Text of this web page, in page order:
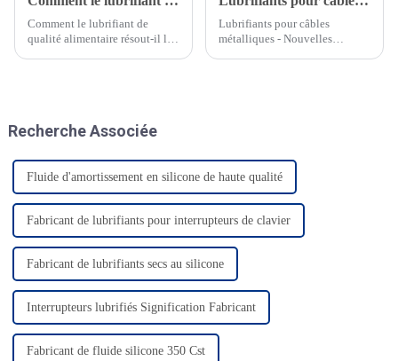
Comment le lubrifiant de
qualité alimentaire résout-il les
animaux, la pr...
Lubrifiants pour câbles
métalliques - Nouvelles
Recherche Associée
Fluide d'amortissement en silicone de haute qualité
Fabricant de lubrifiants pour interrupteurs de clavier
Fabricant de lubrifiants secs au silicone
Interrupteurs lubrifiés Signification Fabricant
Fabricant de fluide silicone 350 Cst